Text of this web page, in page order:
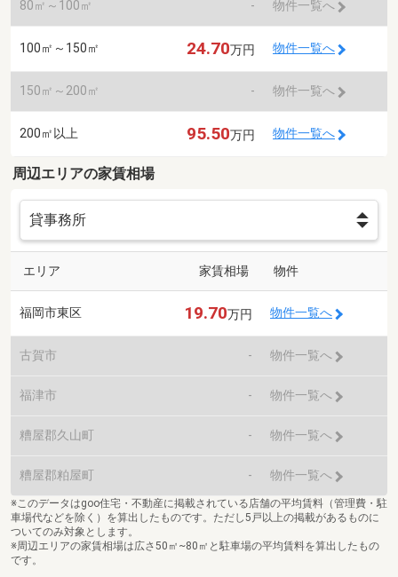
80㎡～100㎡ - 物件一覧へ
100㎡～150㎡ 24.70万円 物件一覧へ
150㎡～200㎡ - 物件一覧へ
200㎡以上 95.50万円 物件一覧へ
周辺エリアの家賃相場
エリア 家賃相場 物件
福岡市東区 19.70万円 物件一覧へ
古賀市 - 物件一覧へ
福津市 - 物件一覧へ
糟屋郡久山町 - 物件一覧へ
糟屋郡粕屋町 - 物件一覧へ
※このデータはgoo住宅・不動産に掲載されている店舗の平均賃料（管理費・駐
車場代などを除く）を算出したものです。ただし5戸以上の掲載があるものに
ついてのみ対象とします。
※周辺エリアの家賃相場は広さ50㎡~80㎡と駐車場の平均賃料を算出したもの
です。